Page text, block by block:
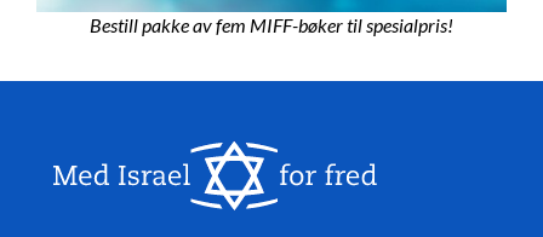
Bestill pakke av fem MIFF-bøker til spesialpris!